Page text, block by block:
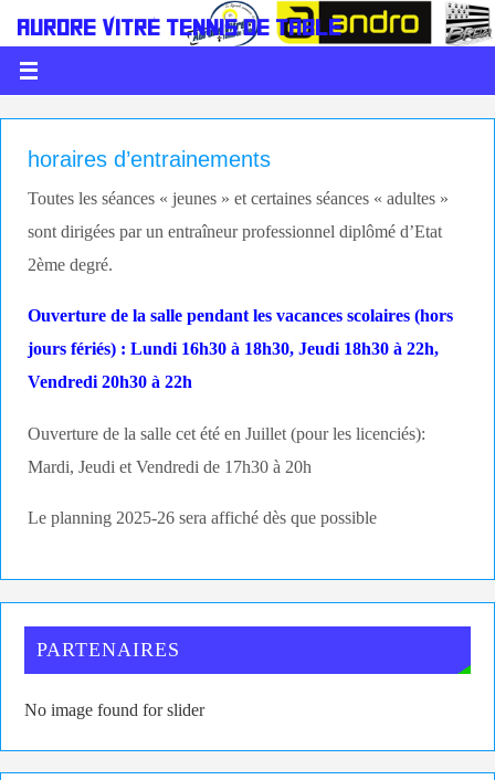
AURORE VITRÉ TENNIS DE TABLE
LE PING C'EST DE LA BALLE
horaires d’entrainements
Toutes les séances « jeunes » et certaines séances « adultes »
sont dirigées par un entraîneur professionnel diplômé d’Etat
2ème degré.
Ouverture de la salle pendant les vacances scolaires (hors
jours fériés) : Lundi 16h30 à 18h30, Jeudi 18h30 à 22h,
Vendredi 20h30 à 22h
Ouverture de la salle cet été en Juillet (pour les licenciés):
Mardi, Jeudi et Vendredi de 17h30 à 20h
Le planning 2025-26 sera affiché dès que possible
PARTENAIRES
No image found for slider